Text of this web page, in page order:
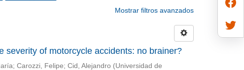
Mostrar filtros avanzados
severity of motorcycle accidents: no brainer?
; Carozzi, Felipe; Cid, Alejandro (Universidad de